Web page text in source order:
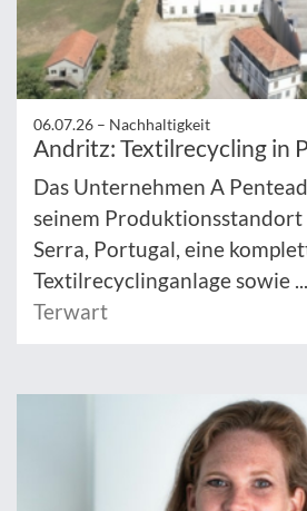
06.07.26 – Nachhaltigkeit
Andritz: Textilrecycling in
Das Unternehmen A
seinem Produktionsstandort
Serra, Portugal, eine
Textilrecyclinganlage sowie ...
Terwart